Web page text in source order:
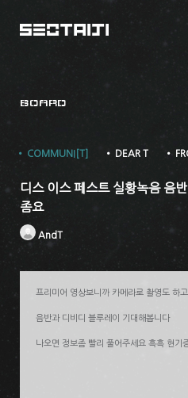
BOARD
• COMMUNI[T] • DEAR T •
디스 이스 페스트 실황녹음 음
좀요
AndT
프리미어 영상보니까 카메라로 촬영도 하고
음반과 디비디 블루레이 기대해봅니다
나오면 정보좀 빨리 풀어주세요 흑흑 현기